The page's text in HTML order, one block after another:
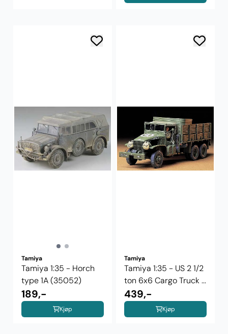
Tamiya
Tamiya 1:35 - Horch
type 1A (35052)
189,-
Kjøp
Tamiya
Tamiya 1:35 - US 2 1/2
ton 6x6 Cargo Truck ...
439,-
Kjøp